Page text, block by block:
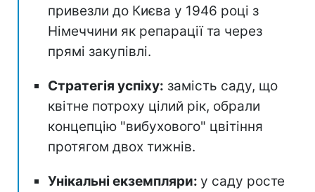
привезли до Києва у 1946 році з
Німеччини як репарації та через
прямі закупівлі.
Стратегія успіху: замість саду, що
квітне потроху цілий рік, обрали
концепцію "вибухового" цвітіння
протягом двох тижнів.
Унікальні екземпляри: у саду росте